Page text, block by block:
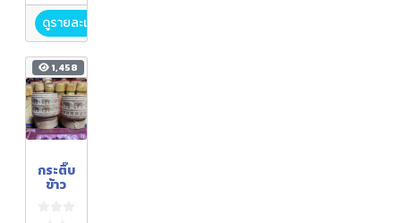
ดูรายละเอียด
1,458
กระติ๊บ
ข้าว